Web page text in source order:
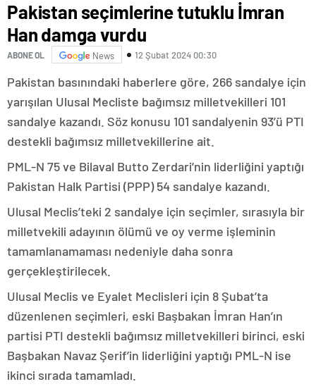
Pakistan seçimlerine tutuklu İmran
Han damga vurdu
ABONE OL News 12 Şubat 2024 00:30
Pakistan basınındaki haberlere göre, 266 sandalye için
yarışılan Ulusal Mecliste bağımsız milletvekilleri 101
sandalye kazandı. Söz konusu 101 sandalyenin 93’ü PTI
destekli bağımsız milletvekillerine ait.
PML-N 75 ve Bilaval Butto Zerdari’nin liderliğini yaptığı
Pakistan Halk Partisi (PPP) 54 sandalye kazandı.
Ulusal Meclis’teki 2 sandalye için seçimler, sırasıyla bir
milletvekili adayının ölümü ve oy verme işleminin
tamamlanamaması nedeniyle daha sonra
gerçekleştirilecek.
Ulusal Meclis ve Eyalet Meclisleri için 8 Şubat’ta
düzenlenen seçimleri, eski Başbakan İmran Han’ın
partisi PTI destekli bağımsız milletvekilleri birinci, eski
Başbakan Navaz Şerif’in liderliğini yaptığı PML-N ise
ikinci sırada tamamladı.